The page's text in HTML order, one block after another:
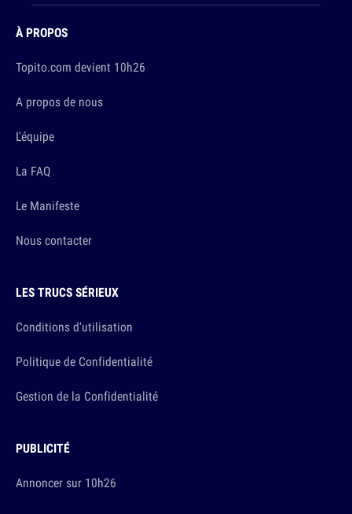
À PROPOS
Topito.com devient 10h26
A propos de nous
L'équipe
La FAQ
Le Manifeste
Nous contacter
LES TRUCS SÉRIEUX
Conditions d'utilisation
Politique de Confidentialité
Gestion de la Confidentialité
PUBLICITÉ
Annoncer sur 10h26